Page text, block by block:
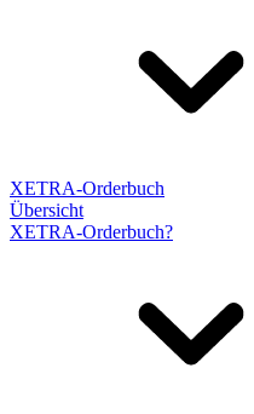
XETRA-Orderbuch
Übersicht
XETRA-Orderbuch?